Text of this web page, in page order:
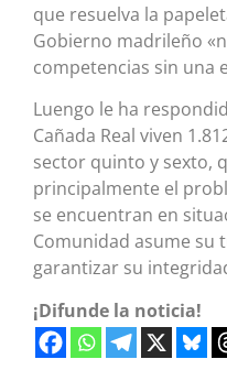
que resuelva la
Gobierno madrileño
competencias sin una
Luengo le ha
Cañada Real viven
sector quinto y sexto,
principalmente el
se encuentran en
Comunidad asume su
garantizar su
¡Difunde la noticia!